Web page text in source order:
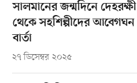
সালমানের জন্মদিনে দেহরক্ষী
থেকে সহশিল্পীদের আবেগঘন
বার্তা
২৭ ডিসেম্বর ২০২৫